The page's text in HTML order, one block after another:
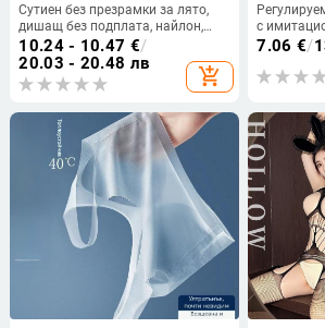
Сутиен без презрамки за лято,
дишащ без подплата, найлон,
корсетоподобен wrap дизайн
10.24 - 10.47 €/
20.03 - 20.48 лв
add_shopping_cart
с
7.06 €/